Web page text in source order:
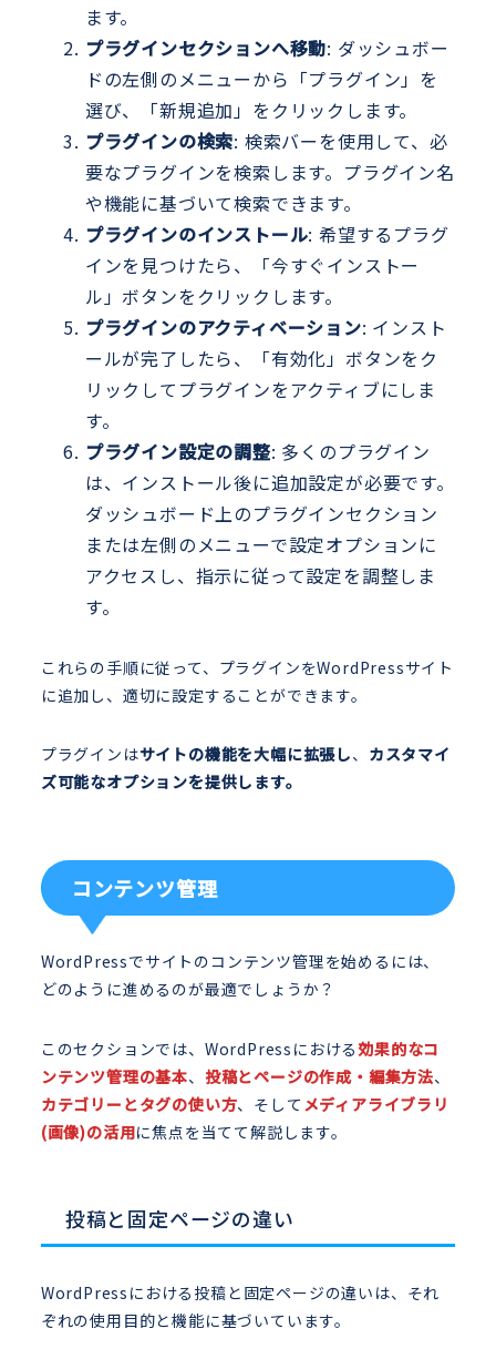
ます。
プラグインセクションへ移動: ダッシュボー
ドの左側のメニューから「プラグイン」を
選び、「新規追加」をクリックします。
プラグインの検索: 検索バーを使用して、必
要なプラグインを検索します。プラグイン名
や機能に基づいて検索できます。
プラグインのインストール: 希望するプラグ
インを見つけたら、「今すぐインストー
ル」ボタンをクリックします。
プラグインのアクティベーション: インスト
ールが完了したら、「有効化」ボタンをク
リックしてプラグインをアクティブにしま
す。
プラグイン設定の調整: 多くのプラグイン
は、インストール後に追加設定が必要です。
ダッシュボード上のプラグインセクション
または左側のメニューで設定オプションに
アクセスし、指示に従って設定を調整しま
す。
これらの手順に従って、プラグインをWordPressサイト
に追加し、適切に設定することができます。
プラグインはサイトの機能を大幅に拡張し、 カスタマイ
ズ可能なオプションを提供します。
コンテンツ管理
WordPressでサイトのコンテンツ管理を始めるには、
どのように進めるのが最適でしょうか？
このセクションでは、WordPressにおける効果的なコ
ンテンツ管理の基本、 投稿とページの作成・編集方法、
カテゴリーとタグの使い方、そして メディアライブラリ
(画像)の活用に焦点を当てて解説します。
投稿と固定ページの違い
WordPressにおける投稿と固定ページの違いは、それ
ぞれの使用目的と機能に基づいています。